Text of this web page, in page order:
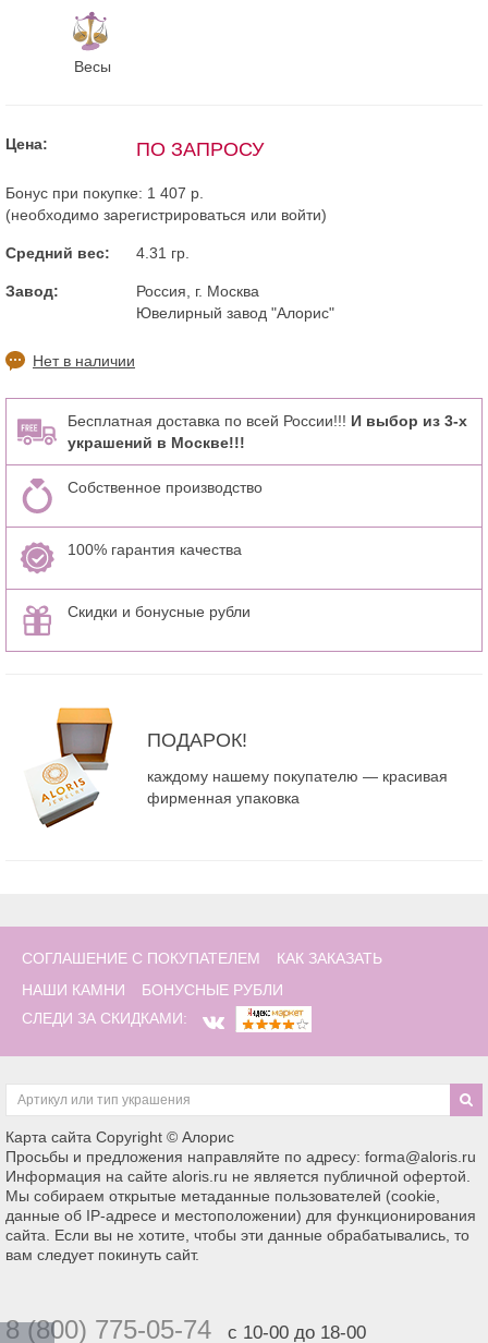
Весы
Цена: ПО ЗАПРОСУ
Бонус при покупке: 1 407 р.
(необходимо зарегистрироваться или войти)
Средний вес: 4.31 гр.
Завод:
Россия, г. Москва
Ювелирный завод "Алорис"
Нет в наличии
Бесплатная доставка по всей России!!! И выбор из 3-х
украшений в Москве!!!
Собственное производство
100% гарантия качества
Скидки и бонусные рубли
ПОДАРОК!
каждому нашему покупателю — красивая
фирменная упаковка
СОГЛАШЕНИЕ С ПОКУПАТЕЛЕМ
КАК ЗАКАЗАТЬ
НАШИ КАМНИ
БОНУСНЫЕ РУБЛИ
СЛЕДИ ЗА СКИДКАМИ:
Карта сайта Copyright © Алорис
Просьбы и предложения направляйте по адресу: forma@aloris.ru
Информация на сайте aloris.ru не является публичной офертой.
Мы собираем открытые метаданные пользователей (cookie,
данные об IP-адресе и местоположении) для функционирования
сайта. Если вы не хотите, чтобы эти данные обрабатывались, то
вам следует покинуть сайт.
8 (800) 775-05-74 с 10-00 до 18-00